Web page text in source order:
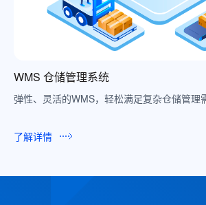
WMS 仓储管理系统
弹性、灵活的WMS，轻松满足复杂仓储管理
了解详情